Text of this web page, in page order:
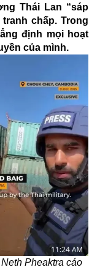
Thái Lan “sáp
chấp. Trong
định mọi hoạt
của mình.
Pheaktra cáo